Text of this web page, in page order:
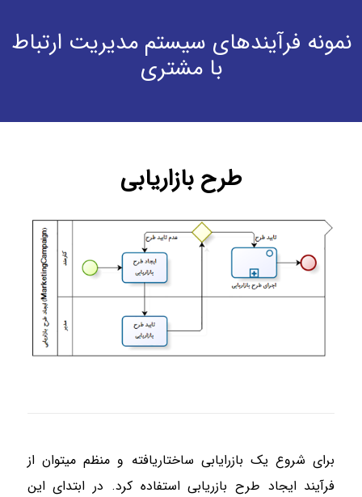
نمونه فرآیندهای سیستم مدیریت ارتباط
با مشتری
طرح بازاریابی
برای شروع یک بازرایابی ساختاریافته و منظم میتوان از
فرآیند ایجاد طرح بازریابی استفاده کرد. در ابتدای این